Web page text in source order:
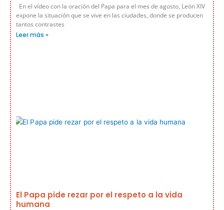
En el vídeo con la oración del Papa para el mes de agosto, León XIV
expone la situación que se vive en las ciudades, donde se producen
tantos contrastes
Leer más »
El Papa pide rezar por el respeto a la vida
humana